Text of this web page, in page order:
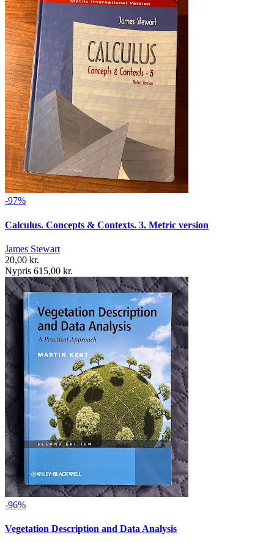
-97%
Calculus. Concepts & Contexts. 3. Metric version
James Stewart
20,00 kr.
Nypris 615,00 kr.
-96%
Vegetation Description and Data Analysis